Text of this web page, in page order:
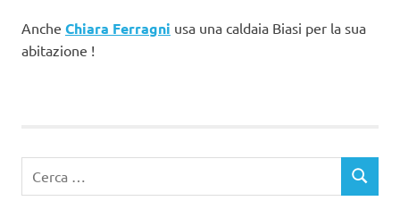
Anche Chiara Ferragni usa una caldaia Biasi per la sua
abitazione !
CERCA